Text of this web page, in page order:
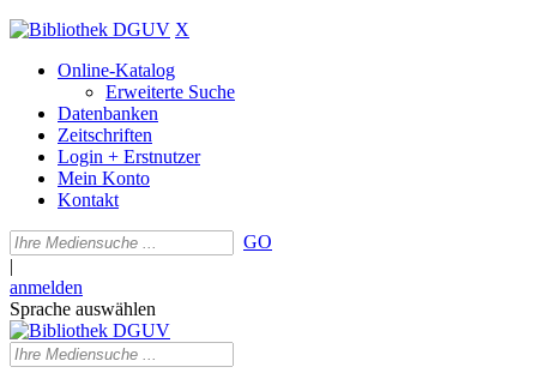
X
Online-Katalog
Erweiterte Suche
Datenbanken
Zeitschriften
Login + Erstnutzer
Mein Konto
Kontakt
GO
|
anmelden
Sprache auswählen